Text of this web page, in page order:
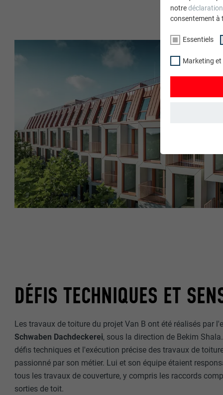
DÉFIS TECHNIQUES ET
Les travaux de toiture du projet Van B ont été réalisés par
Schwaben Dachdeckerei, sous la direction de Bekim
défis techniques et l'exécution précise des travaux de
passionné par son métier. Lui et son équipe étaient
tous les travaux de couverture, y compris les raccords
sorties de toit.
notre
consentement à
Essentiels
Marketing et
garantissent
EXPIRATION
STATISTIQUES
EXPIRATION
UTILITÉ
MARKETING
Les cookies «
annonceurs
plateformes